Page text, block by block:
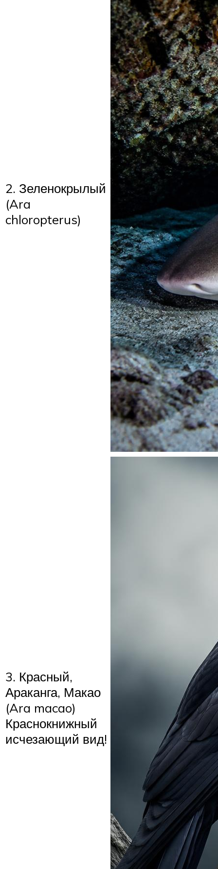
2. Зеленокрылый
(Ara
chloropterus)
3. Красный,
Араканга, Макао
(Ara macao)
Краснокнижный
исчезающий вид!